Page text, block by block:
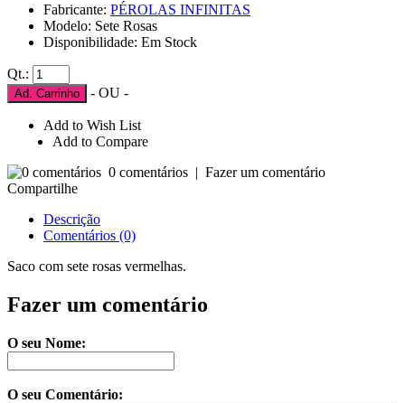
Fabricante: PÉROLAS INFINITAS
Modelo: Sete Rosas
Disponibilidade: Em Stock
Qt.:
Ad. Carrinho - OU -
Add to Wish List
Add to Compare
0 comentários | Fazer um comentário
Compartilhe
Descrição
Comentários (0)
Saco com sete rosas vermelhas.
Fazer um comentário
O seu Nome:
O seu Comentário: